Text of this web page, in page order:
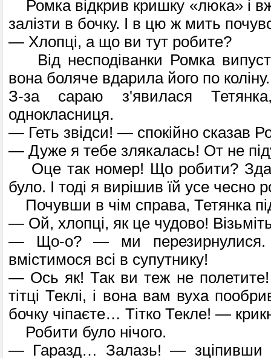
Ромка відкрив кришку «люка» і
залізти в бочку. І в цю ж мить
— Хлопці, а що ви тут робите?
Від несподіванки Ромка
вона боляче вдарила його по коліну.
З-за сараю з'явилася
однокласниця.
— Геть звідси! — спокійно сказав
— Дуже я тебе злякалась! От не
Оце так номер! Що робити?
було. І тоді я вирішив їй усе чесно
Почувши в чім справа, Тетянка
— Ой, хлопці, як це чудово!
— Що-о? — ми
вмістимо­ся всі в супутнику!
— Ось як! Так ви теж не
тітці Теклі, і вона вам вуха
бочку чіпає­те… Тітко Текле! —
Робити було нічого.
— Гаразд… Залазь! — зціпивши